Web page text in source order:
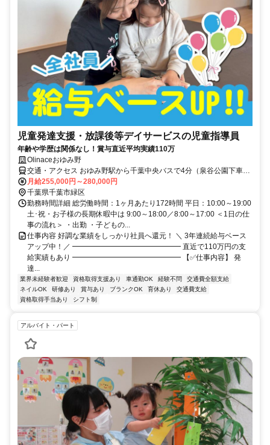
児童発達支援・放課後等デイサービスの児童指導員
年齢や学歴は関係なし！賞与直近平均実績110万
Olinaceおゆみ野
交通・アクセス おゆみ野駅から千葉中央バスで4分（泉谷公園下車）
または徒歩で20分
月給255,000円～280,000円
千葉県千葉市緑区
勤務時間詳細 総労働時間：1ヶ月あたり172時間 平日：10:00～19:00
土･祝・お子様の長期休暇中は 9:00～18:00／8:00～17:00 ＜1日の仕
事の流れ＞ ・出勤 ・子どもの...
仕事内容 好調な業績をしっかり社員へ還元！ ＼ 3年連続給与ベース
アップ中！／ ━━━━━━━━━━━━━━━ 直近で110万円の支
給実績もあり ━━━━━━━━━━━━━━━ 【✅仕事内容】 発
達...
業界未経験者歓迎 資格取得支援あり 車通勤OK 経験不問
交通費全額支給
ネイルOK
研修あり 賞与あり ブランクOK 育休あり
交通費支給
資格取得手当あり
シフト制
アルバイト・パート